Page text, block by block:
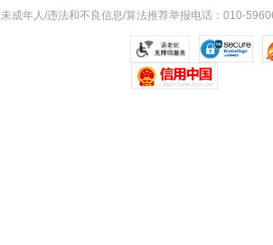
未成年人/违法和不良信息/算法推荐举报电话：010-